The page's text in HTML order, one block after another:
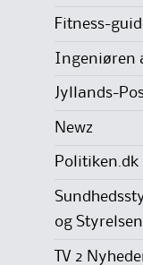
Fitness-
Ingeniøren
Jyllands-
Newz
Politiken.dk
og
TV 2